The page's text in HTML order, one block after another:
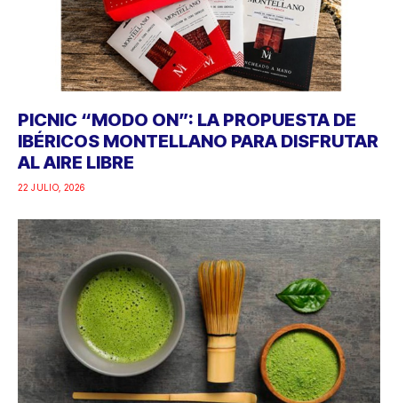
PICNIC “MODO ON”: LA PROPUESTA DE
IBÉRICOS MONTELLANO PARA DISFRUTAR
AL AIRE LIBRE
22 JULIO, 2026